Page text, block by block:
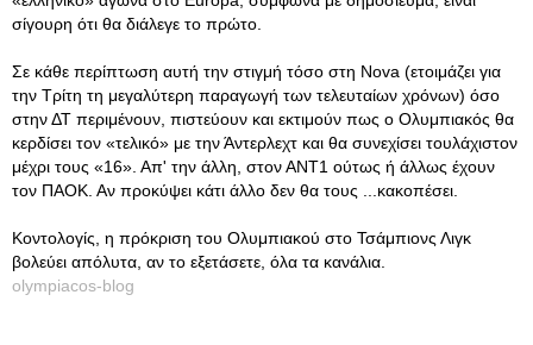
σίγουρη ότι θα διάλεγε το πρώτο.
Σε κάθε περίπτωση αυτή την στιγμή τόσο στη Nova (ετοιμάζει για
την Τρίτη τη μεγαλύτερη παραγωγή των τελευταίων χρόνων) όσο
στην ΔΤ περιμένουν, πιστεύουν και εκτιμούν πως ο Ολυμπιακός θα
κερδίσει τον «τελικό» με την Άντερλεχτ και θα συνεχίσει τουλάχιστον
μέχρι τους «16». Απ' την άλλη, στον ΑΝΤ1 ούτως ή άλλως έχουν
τον ΠΑΟΚ. Αν προκύψει κάτι άλλο δεν θα τους ...κακοπέσει.
Κοντολογίς, η πρόκριση του Ολυμπιακού στο Τσάμπιονς Λιγκ
βολεύει απόλυτα, αν το εξετάσετε, όλα τα κανάλια.
olympiacos-blog